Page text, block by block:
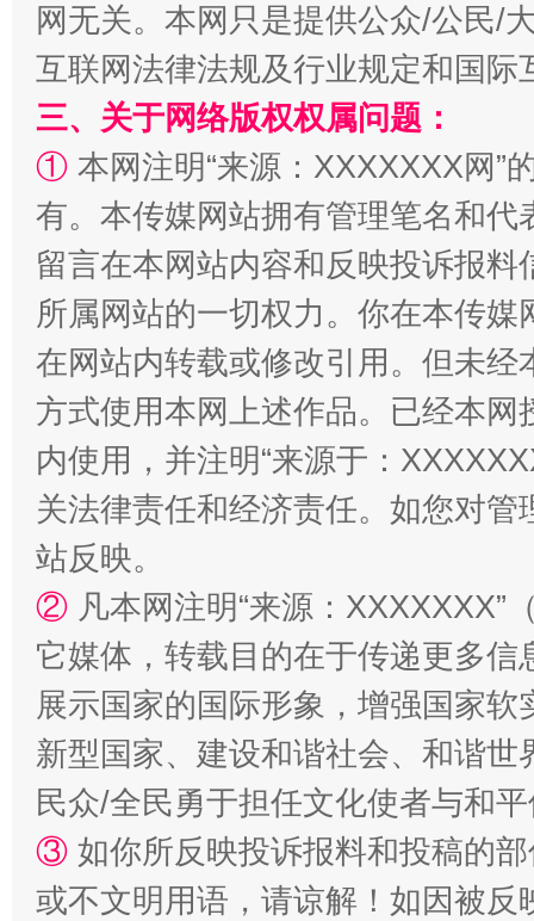
解纷+调解+退费，一次搞定
站台名比不上好声名
漫山遍野的桃花与雪山、麦地、白藏房 除
网无关。本网只是提供公众/公民/
互联网法律法规及行业规定和国
三、关于网络版权权属问题：
① 本网注明“来源：XXXXXXX网”
有。本传媒网站拥有管理笔名和
留言在本网站内容和反映投诉报
所属网站的一切权力。你在本传
在网站内转载或修改引用。但未
方式使用本网上述作品。已经本
内使用，并注明“来源于：
关法律责任和经济责任。如您对
站反映。
② 凡本网注明“来源：
它媒体，转载目的在于传递更多
展示国家的国际形象，增强国家
新型国家、建设和谐社会、和谐
民众/全民勇于担任文化使者与和
③ 如你所反映投诉报料和投稿的
或不文明用语，请谅解！如因被